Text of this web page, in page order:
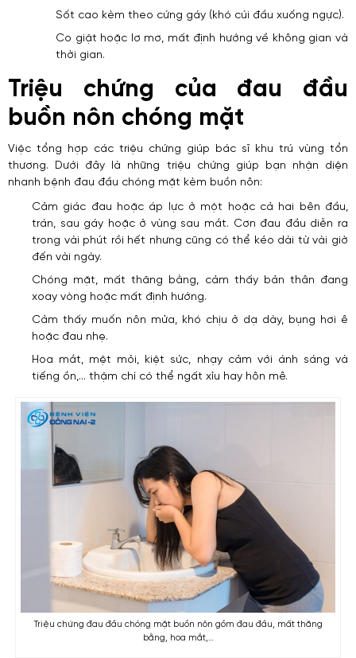
Sốt cao kèm theo cứng gáy (khó cúi đầu xuống ngực).
Co giật hoặc lơ mơ, mất định hướng về không gian và
thời gian.
Triệu chứng của đau đầu
buồn nôn chóng mặt
Việc tổng hợp các triệu chứng giúp bác sĩ khu trú vùng tổn
thương. Dưới đây là những triệu chứng giúp bạn nhận diện
nhanh bệnh đau đầu chóng mặt kèm buồn nôn:
Cảm giác đau hoặc áp lực ở một hoặc cả hai bên đầu,
trán, sau gáy hoặc ở vùng sau mắt. Cơn đau đầu diễn ra
trong vài phút rồi hết nhưng cũng có thể kéo dài từ vài giờ
đến vài ngày.
Chóng mặt, mất thăng bằng, cảm thấy bản thân đang
xoay vòng hoặc mất định hướng.
Cảm thấy muốn nôn mửa, khó chịu ở dạ dày, bụng hơi ê
hoặc đau nhẹ.
Hoa mắt, mệt mỏi, kiệt sức, nhạy cảm với ánh sáng và
tiếng ồn,… thậm chí có thể ngất xỉu hay hôn mê.
Triệu chứng đau đầu chóng mặt buồn nôn gồm đau đầu, mất thăng
bằng, hoa mắt,…